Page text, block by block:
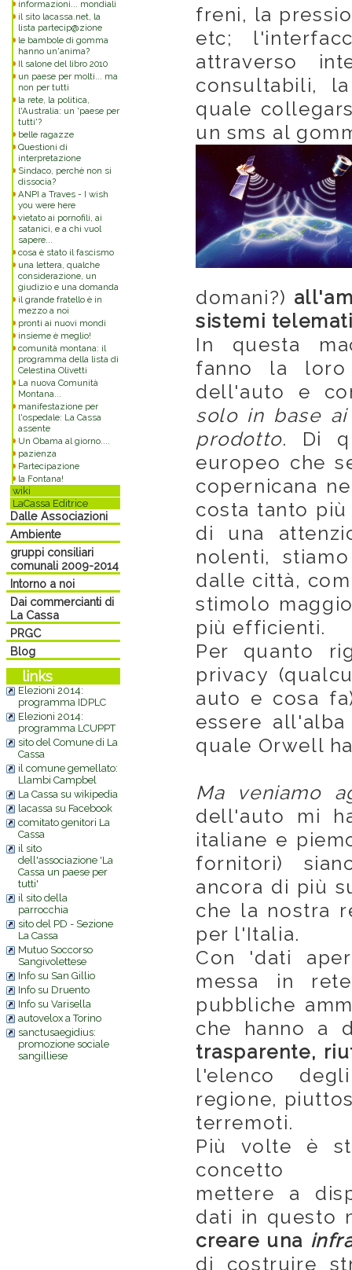
informazioni... mondiali
il sito lacassa.net, la
lista partecip@zione
le bambole di gomma
hanno un'anima?
Il salone del libro 2010
un paese per molti... ma
non per tutti
la rete, la politica,
l'Australia: un 'paese per
tutti'?
belle ragazze
Questioni di
interpretazione
Sindaco, perchè non si
dissocia?
ANPI a Traves - I wish
you were here
vietato ai pornofili, ai
satanici, e a chi vuol
sapere...
cosa è stato il fascismo
una lettera, qualche
considerazione, un
giudizio e una domanda
il grande fratello è in
mezzo a noi
pronti ai nuovi mondi
insieme è meglio!
comunità montana: il
programma della lista di
Celestina Olivetti
La nuova Comunità
Montana...
manifestazione per
l'ospedale: La Cassa
assente
Un Obama al giorno....
pazienza
Partecipazione
la Fontana!
wiki
LaCassa Editrice
Dalle Associazioni
Ambiente
gruppi consiliari
comunali 2009-2014
Intorno a noi
Dai commercianti di
La Cassa
PRGC
Blog
links
Elezioni 2014:
programma IDPLC
Elezioni 2014:
programma LCUPPT
sito del Comune di La
Cassa
il comune gemellato:
Llambi Campbel
La Cassa su wikipedia
lacassa su Facebook
comitato genitori La
Cassa
il sito
dell'associazione 'La
Cassa un paese per
tutti'
il sito della
parrocchia
sito del PD - Sezione
La Cassa
Mutuo Soccorso
Sangivolettese
Info su San Gillio
Info su Druento
Info su Varisella
autovelox a Torino
sanctusaegidius:
promozione sociale
sangilliese
freni, la
etc;
attraverso
consultabili,
quale
un sms al
domani?)
sistemi
In questa
fanno la loro
dell'auto e
solo in base
prodotto. Di
europeo che
copernicana
costa tanto
di una
nolenti,
dalle città,
stimolo
più efficienti.
Per quanto
privacy
auto e cosa
essere
quale Orwell
Ma veniamo
dell'auto mi
italiane e
fornitori)
ancora di più
che la nostra
per l'Italia.
Con 'dati
messa in
pubbliche
che hanno a
trasparente,
l'elenco
regione,
terremoti.
Più volte è
concetto
mettere a
dati in questo
creare una
di costruire